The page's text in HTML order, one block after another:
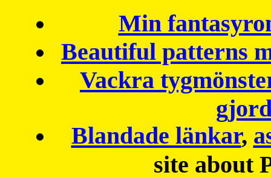
Min
Beautiful patterns
Vackra
Blandade länkar,
site about